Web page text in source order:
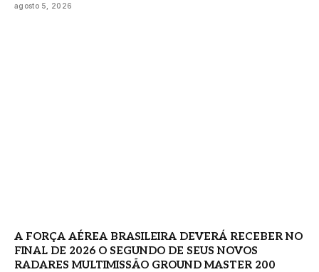
agosto 5, 2026
A FORÇA AÉREA BRASILEIRA DEVERÁ RECEBER NO
FINAL DE 2026 O SEGUNDO DE SEUS NOVOS
RADARES MULTIMISSÃO GROUND MASTER 200